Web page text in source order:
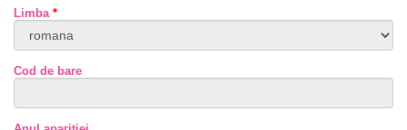
Limba *
Cod de bare